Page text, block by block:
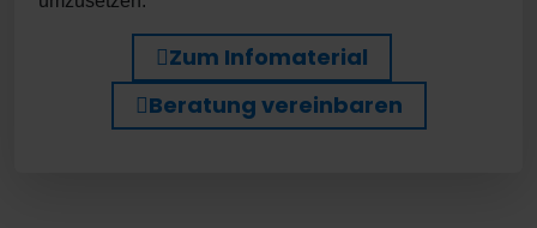
Zum Infomaterial
Beratung vereinbaren